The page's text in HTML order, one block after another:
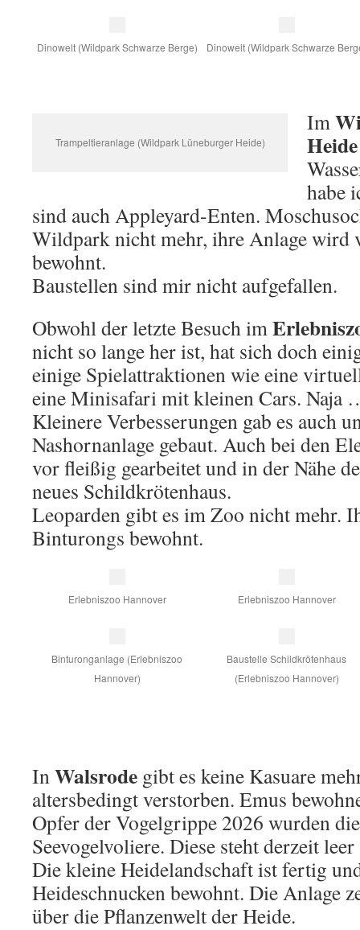
Dinowelt (Wildpark Schwarze Berge) Dinowelt (Wildpark Schwarze
Trampeltieranlage (Wildpark Lüneburger Heide)
Im
Heide
habe
sind auch Appleyard-Enten.
Wildpark nicht mehr, ihre Anlage wird
bewohnt.
Baustellen sind mir nicht aufgefallen.
Obwohl der letzte Besuch im
nicht so lange her ist, hat sich doch
einige Spielattraktionen wie eine
eine Minisafari mit kleinen Cars. Naja
Kleinere Verbesserungen gab es auch
Nashornanlage gebaut. Auch bei den
vor fleißig gearbeitet und in der Nähe
neues Schildkrötenhaus.
Leoparden gibt es im Zoo nicht mehr.
Binturongs bewohnt.
Erlebniszoo Hannover Erlebniszoo Hannover
Binturonganlage (Erlebniszoo
Hannover)
Baustelle Schildkrötenhaus
(Erlebniszoo Hannover)
InWalsrode gibt es keine Kasuare
altersbedingt verstorben. Emus
Opfer der Vogelgrippe 2026 wurden
Seevogelvoliere. Diese steht derzeit
Die kleine Heidelandschaft ist fertig
Heideschnucken bewohnt. Die Anlage
über die Pflanzenwelt der Heide.